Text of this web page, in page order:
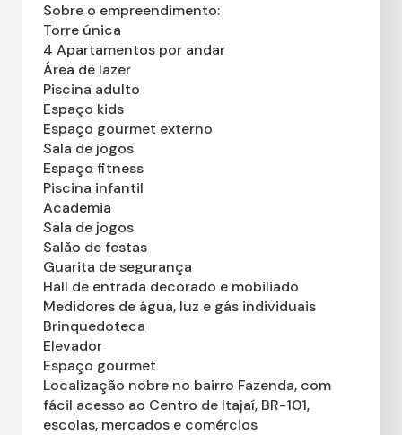
Sobre o empreendimento:
Torre única
4 Apartamentos por andar
Área de lazer
Piscina adulto
Espaço kids
Espaço gourmet externo
Sala de jogos
Espaço fitness
Piscina infantil
Academia
Sala de jogos
Salão de festas
Guarita de segurança
Hall de entrada decorado e mobiliado
Medidores de água, luz e gás individuais
Brinquedoteca
Elevador
Espaço gourmet
Localização nobre no bairro Fazenda, com
fácil acesso ao Centro de Itajaí, BR-101,
escolas, mercados e comércios